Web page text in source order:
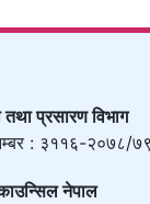
प्रसारण विभाग
: ३११६-२०७८/७९
नेपाल